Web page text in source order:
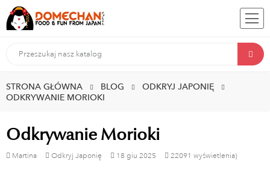
STRONA GŁÓWNA BLOG
ODKRYJ JAPONIĘ
ODKRYWANIE MORIOKI
Odkrywanie Morioki
Martina Odkryj Japonię 18 giu 2025 22091 wyświetlenia)